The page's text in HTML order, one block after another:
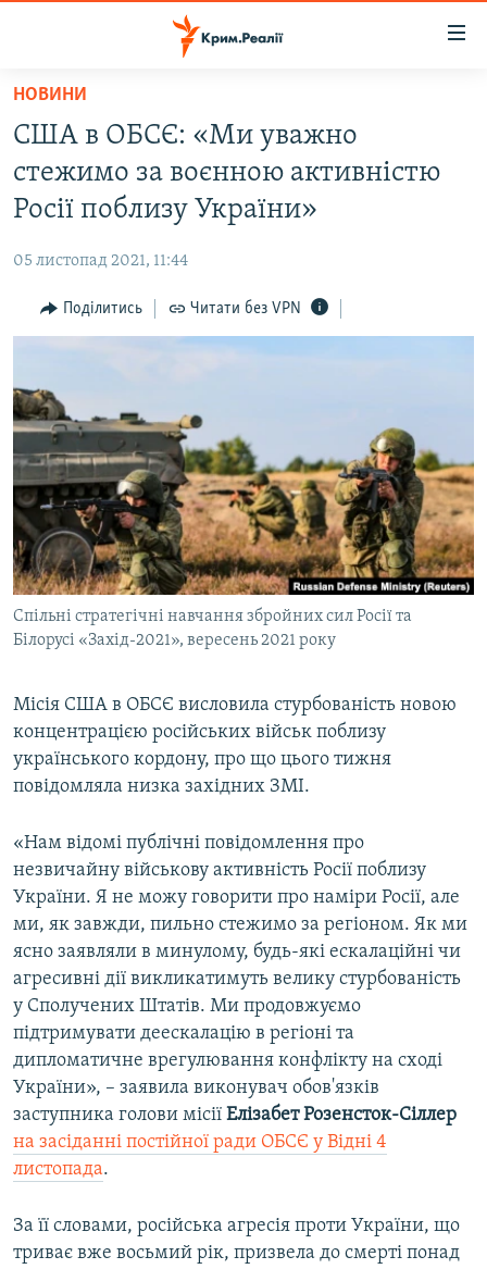
Перейти
основного
матеріалу
Перейти
до
основної
Перейти
до
ВІДЕО ТА ФОТО
БЛОГИ
ПОГЛЯД
ІНТЕРВ'Ю
ВСЕ ЗА ДЕНЬ
СПЕЦПРОЕКТИ
ДЕПОРТАЦІЯ
ВІДЕОУРОКИ «ELIFBE»
СВІДЧЕННЯ ОКУПАЦІЇ
УКРАЇНСЬКА ПРОБЛЕМА КРИМУ
ІНФОГРАФІКА
ЯК ОБІЙТИ БЛОКУВАННЯ
Русский
Qırımtatar
ДОЛУЧАЙСЯ!
Усі сайти RFE/RL
НОВИНИ
США в ОБСЄ: «Ми уважно
стежимо за воєнною активністю
Росії поблизу України»
05 листопад 2021, 11:44
Поділитись Читати без VPN
Спільні стратегічні навчання збройних сил Росії та
Білорусі «Захід-2021», вересень 2021 року
Місія США в ОБСЄ висловила стурбованість новою
концентрацією російських військ поблизу
українського кордону, про що цього тижня
повідомляла низка західних ЗМІ.
«Нам відомі публічні повідомлення про
незвичайну військову активність Росії поблизу
України. Я не можу говорити про наміри Росії, але
ми, як завжди, пильно стежимо за регіоном. Як ми
ясно заявляли в минулому, будь-які ескалаційні чи
агресивні дії викликатимуть велику стурбованість
у Сполучених Штатів. Ми продовжуємо
підтримувати деескалацію в регіоні та
дипломатичне врегулювання конфлікту на сході
України», – заявила виконувач обов'язків
заступника голови місії Елізабет Розенсток-Сіллер
на засіданні постійної ради ОБСЄ у Відні 4
листопада.
За її словами, російська агресія проти України, що
триває вже восьмий рік, призвела до смерті понад